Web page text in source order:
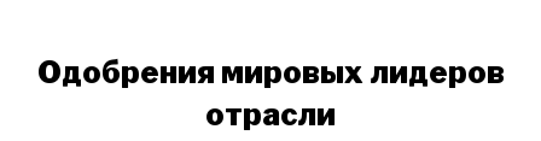
Одобрения мировых лидеров
отрасли